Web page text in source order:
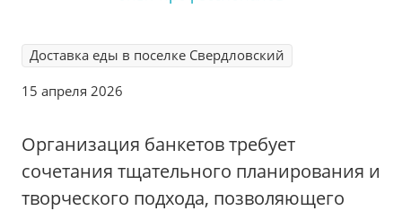
Доставка еды в поселке Свердловский
15 апреля 2026
Организация банкетов требует
сочетания тщательного планирования и
творческого подхода, позволяющего